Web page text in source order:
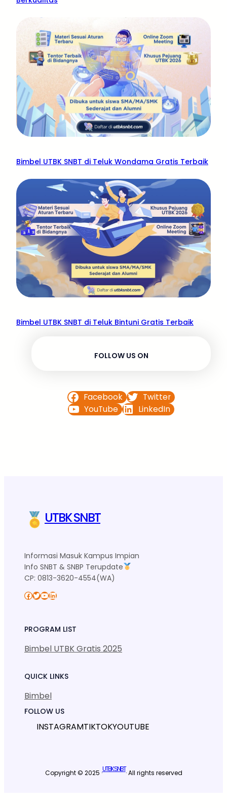
Bimbel UTBK SNBT di Teluk Wondama Gratis Terbaik
Bimbel UTBK SNBT di Teluk Bintuni Gratis Terbaik
FOLLOW US ON
Facebook
Twitter
YouTube
LinkedIn
UTBK SNBT
Informasi Masuk Kampus Impian
Info SNBT & SNBP Terupdate
CP: 0813-3620-4554(WA)
Facebook Twitter YouTube LinkedIn
PROGRAM LIST
Bimbel UTBK Gratis 2025
QUICK LINKS
Bimbel
FOLLOW US
INSTAGRAMTIKTOKYOUTUBE
Copyright © 2025 ·UTBK SNBT· All rights reserved